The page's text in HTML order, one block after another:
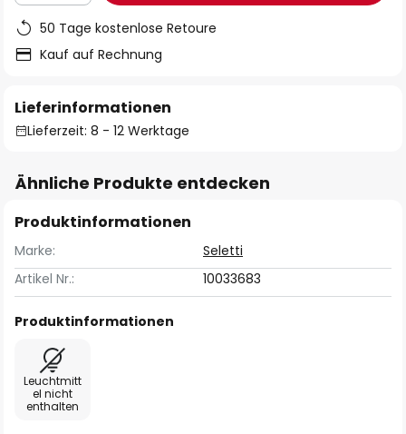
50 Tage kostenlose Retoure
Kauf auf Rechnung
Lieferinformationen
Lieferzeit: 8 - 12 Werktage
Ähnliche Produkte entdecken
Produktinformationen
Marke:
Seletti
Artikel Nr.:
10033683
Produktinformationen
Leuchtmitt
el nicht
enthalten